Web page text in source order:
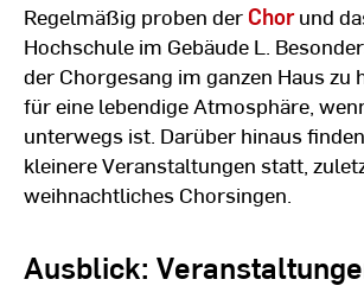
Regelmäßig proben der Chorund
Hochschule im Gebäude L.
der Chorgesang im ganzen Haus zu
für eine lebendige Atmosphäre,
unterwegs ist. Darüber hinaus
kleinere Veranstaltungen statt,
weihnachtliches Chorsingen.
Ausblick: